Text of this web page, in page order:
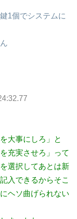
1個でシステムに
大事にしろ」と
充実させろ」って
選択してあとは新
入できるからそこ
ヘソ曲げられない